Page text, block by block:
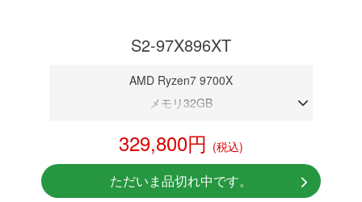
S2-97X896XT
AMD Ryzen7 9700X
メモリ32GB
NVMeSSD 1TB
無線LAN Bluetooth対応
Windows11 Home 64bit
329,800円 (税込)
ただいま品切れ中です。